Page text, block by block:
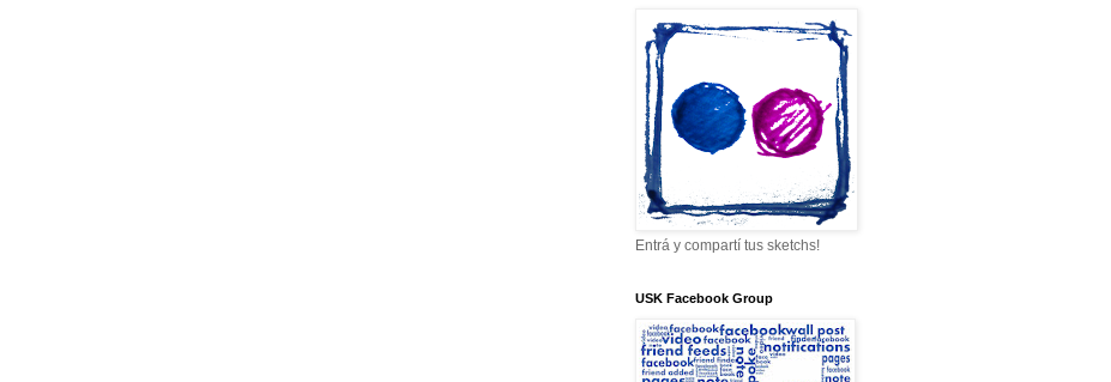
Entrá y compartí tus sketchs!
USK Facebook Group